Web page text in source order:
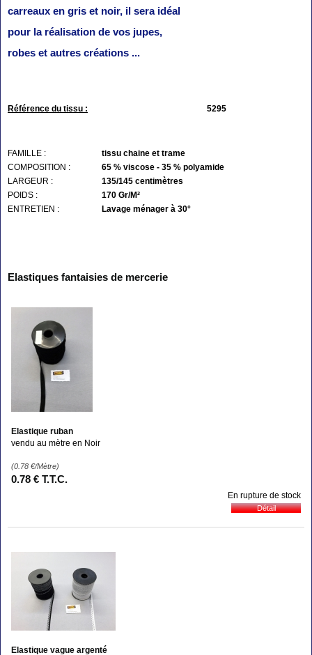
carreaux en gris et noir, il sera idéal
pour la réalisation de vos jupes,
robes et autres créations ...
Référence du tissu : 5295
FAMILLE :
tissu chaine et trame
COMPOSITION :
65 % viscose - 35 % polyamide
LARGEUR :
135/145 centimètres
POIDS :
170 Gr/M²
ENTRETIEN :
Lavage ménager à 30°
Elastiques fantaisies de mercerie
Elastique ruban
vendu au mètre en Noir
(0.78 €/Mètre)
0.78 € T.T.C.
En rupture de stock
Elastique vague argenté